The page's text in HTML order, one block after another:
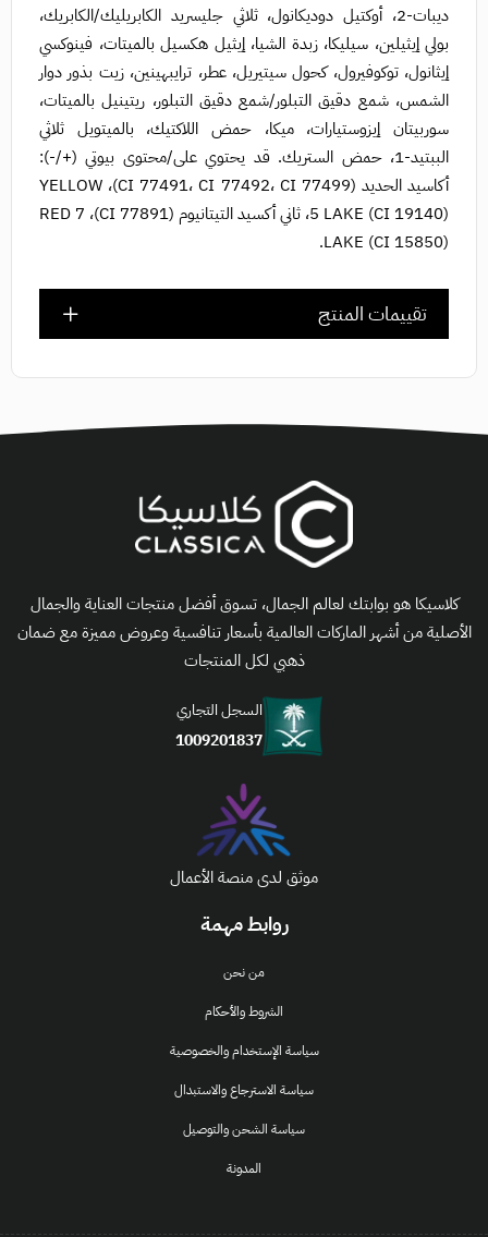
ديبات-2، أوكتيل دوديكانول، ثلاثي جليسريد الكابريليك/الكابريك،
بولي إيثيلين، سيليكا، زبدة الشيا، إيثيل هكسيل بالميتات، فينوكسي
إيثانول، توكوفيرول، كحول سيتيريل، عطر، ترايبهينين، زيت بذور دوار
الشمس، شمع دقيق التبلور/شمع دقيق التبلور، ريتينيل بالميتات،
سوربيتان إيزوستيارات، ميكا، حمض اللاكتيك، بالميتويل ثلاثي
الببتيد-1، حمض الستريك. قد يحتوي على/محتوى بيوتي (+/-):
أكاسيد الحديد (CI 77491، CI 77492، CI 77499)، YELLOW
5 LAKE (CI 19140)، ثاني أكسيد التيتانيوم (CI 77891)، RED 7
LAKE (CI 15850).
تقييمات المنتج
روابط مهمة
من نحن
الشروط والأحكام
سياسة الإستخدام والخصوصية
سياسة الاسترجاع والاستبدال
سياسة الشحن والتوصيل
المدونة
كلاسيكا هو بوابتك لعالم الجمال، تسوق أفضل منتجات العناية والجمال
الأصلية من أشهر الماركات العالمية بأسعار تنافسية وعروض مميزة مع ضمان
ذهبي لكل المنتجات
السجل التجاري
1009201837
موثق لدى منصة الأعمال